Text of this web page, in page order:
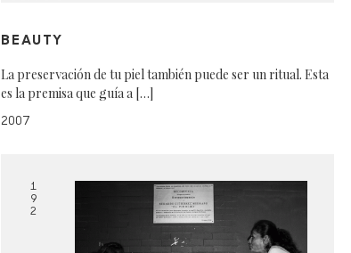
BEAUTY
La preservación de tu piel también puede ser un ritual. Esta
es la premisa que guía a […]
2007
1
9
2